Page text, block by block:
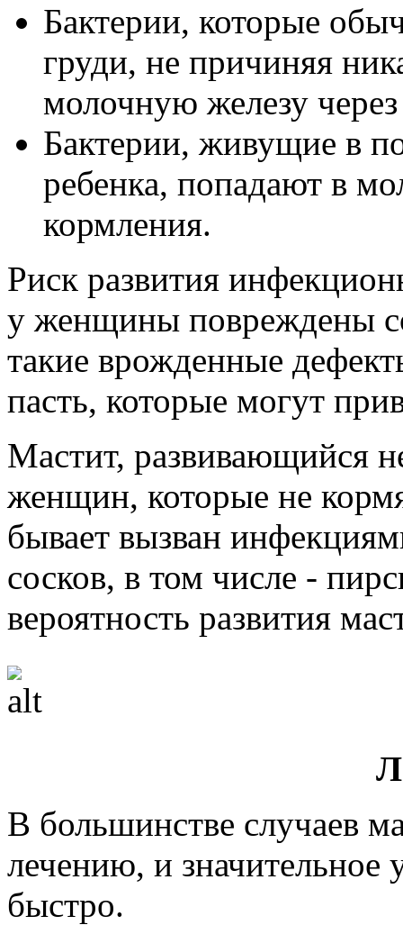
Бактерии, которые
груди, не причиняя
молочную железу
Бактерии, живущие в
ребенка, попадают в
кормления.
Риск развития
у женщины повреждены
такие врожденные
пасть, которые могут
Мастит, развивающийся
женщин, которые не
бывает вызван
сосков, в том числе -
вероятность развития
В большинстве случаев
лечению, и значительное
быстро.